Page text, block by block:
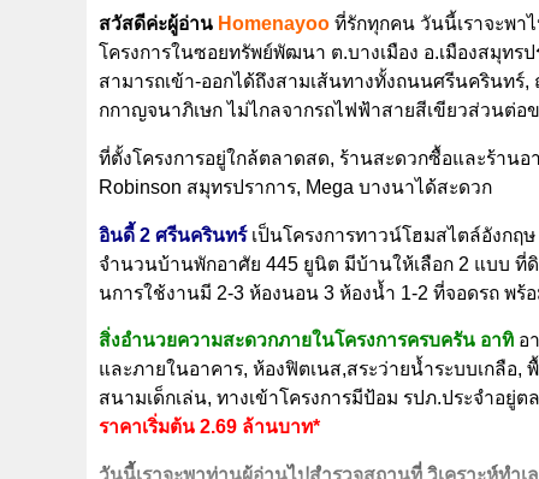
สวัสดีค่ะผู้อ่าน Homenayoo ที่รักทุกคน วันนี้เราจะพา
โครงการในซอยทรัพย์พัฒนา ต.บางเมือง อ.เมืองสมุทร
สามารถเข้า-ออกได้ถึงสามเส้นทางทั้งถนนศรีนครินท
กกาญจนาภิเษก ไม่ไกลจากรถไฟฟ้าสายสีเขียวส่วนต่อ
ที่ตั้งโครงการอยู่ใกล้ตลาดสด, ร้านสะดวกซื้อและร้าน
Robinson สมุทรปราการ, Mega บางนาได้สะดวก
อินดี้ 2 ศรีนครินทร์เป็นโครงการทาวน์โฮมสไตล์อังกฤ
จำนวนบ้านพักอาศัย 445 ยูนิต มีบ้านให้เลือก 2 แบบ ที่
นการใช้งานมี 2-3 ห้องนอน 3 ห้องน้ำ 1-2 ที่จอดรถ พ
สิ่งอำนวยความสะดวกภายในโครงการครบครัน อาทิ อ
และภายในอาคาร, ห้องฟิตเนส,สระว่ายน้ำระบบเกลือ,
สนามเด็กเล่น, ทางเข้าโครงการมีป้อม รปภ.ประจำอยู่
ราคาเริ่มต้น 2.69 ล้านบาท*
วันนี้เราจะพาท่านผู้อ่านไปสำรวจสถานที่ วิเคราะห์ทำ